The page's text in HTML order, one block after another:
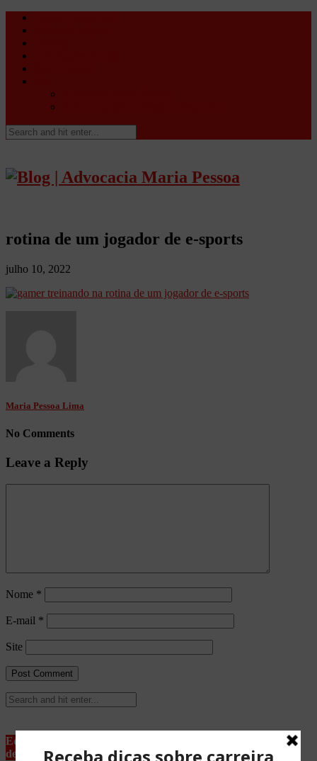
rotina de um jogador de e-sports
julho 10, 2022
Maria Pessoa Lima
No Comments
Leave a Reply
Nome *
E-mail *
Site
Equipe Advocacia Maria Pessoa
de Lima